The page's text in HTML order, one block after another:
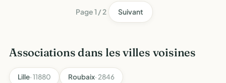
Page 1 / 2 Suivant
Associations dans les villes voisines
Lille· 11880 Roubaix· 2846